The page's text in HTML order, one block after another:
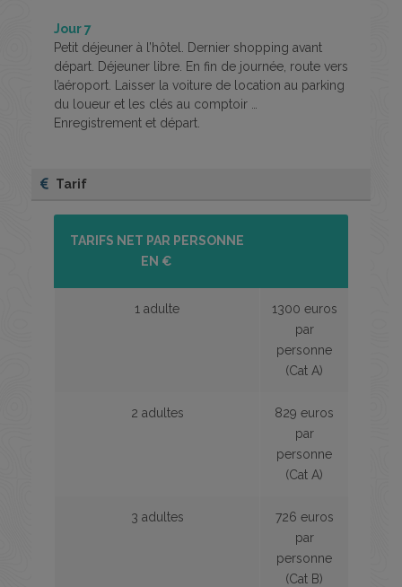
Jour 7
Petit déjeuner à l’hôtel. Dernier shopping avant
départ. Déjeuner libre. En fin de journée, route vers
l’aéroport. Laisser la voiture de location au parking
du loueur et les clés au comptoir …
Enregistrement et départ.
Tarif
TARIFS NET PAR PERSONNE
EN €
1 adulte
1300 euros
par
personne
(Cat A)
2 adultes
829 euros
par
personne
(Cat A)
3 adultes
726 euros
par
personne
(Cat B)